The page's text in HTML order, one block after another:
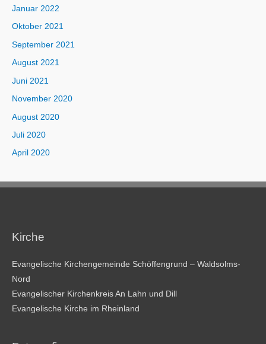
Januar 2022
Oktober 2021
September 2021
August 2021
Juni 2021
November 2020
August 2020
Juli 2020
April 2020
Kirche
Evangelische Kirchengemeinde Schöffengrund – Waldsolms-
Nord
Evangelischer Kirchenkreis An Lahn und Dill
Evangelische Kirche im Rheinland